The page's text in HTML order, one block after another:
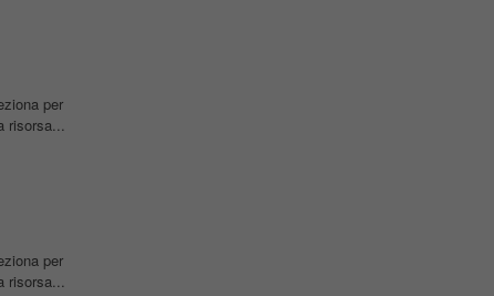
per
risorsa...
per
risorsa...